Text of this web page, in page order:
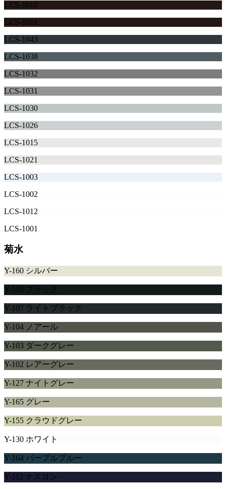
LCS-1010
LCS-1011
LCS-1043
LCS-1038
LCS-1032
LCS-1031
LCS-1030
LCS-1026
LCS-1015
LCS-1021
LCS-1003
LCS-1002
LCS-1012
LCS-1001
菊水
Y-160 シルバー
Y-105 ブラック
Y-107 ライトブラック
Y-104 ノアール
Y-103 ダークグレー
Y-102 レアーグレー
Y-127 ナイトグレー
Y-165 グレー
Y-155 クラウドグレー
Y-130 ホワイト
Y-164 パープルブルー
Y-112 ナスコン